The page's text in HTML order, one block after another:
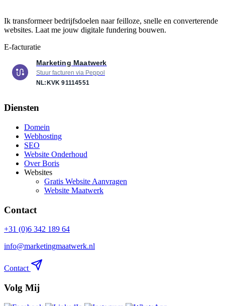
Ik transformeer bedrijfsdoelen naar feilloze, snelle en converterende
websites. Laat me jouw digitale fundering bouwen.
E-facturatie
Marketing Maatwerk
Stuur facturen via Peppol
NL:KVK 91114551
Diensten
Domein
Webhosting
SEO
Website Onderhoud
Over Boris
Websites
Gratis Website Aanvragen
Website Maatwerk
Contact
+31 (0)6 342 189 64
info@marketingmaatwerk.nl
Contact
Volg Mij